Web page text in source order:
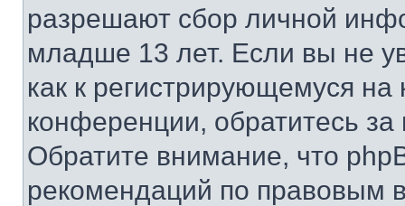
разрешают сбор личной
младше 13 лет. Если вы не
как к регистрирующемуся
конференции, обратитесь
Обратите внимание, что
рекомендаций по правовым